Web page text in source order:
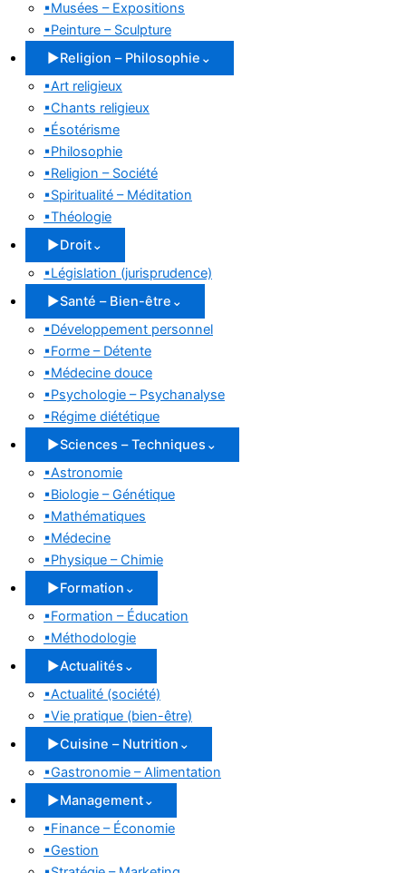
▪Musées – Expositions
▪Peinture – Sculpture
▶Religion – Philosophie ⌄
▪Art religieux
▪Chants religieux
▪Ésotérisme
▪Philosophie
▪Religion – Société
▪Spiritualité – Méditation
▪Théologie
▶Droit⌄
▪Législation (jurisprudence)
▶Santé – Bien-être ⌄
▪Développement personnel
▪Forme – Détente
▪Médecine douce
▪Psychologie – Psychanalyse
▪Régime diététique
▶Sciences – Techniques ⌄
▪Astronomie
▪Biologie – Génétique
▪Mathématiques
▪Médecine
▪Physique – Chimie
▶Formation ⌄
▪Formation – Éducation
▪Méthodologie
▶Actualités ⌄
▪Actualité (société)
▪Vie pratique (bien-être)
▶Cuisine – Nutrition ⌄
▪Gastronomie – Alimentation
▶Management⌄
▪Finance – Économie
▪Gestion